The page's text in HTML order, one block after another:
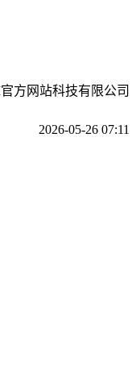
方网站科技有限公司
2026-05-26 07:11